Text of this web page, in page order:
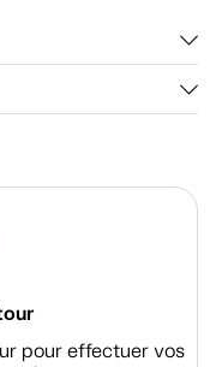
pour effectuer vos